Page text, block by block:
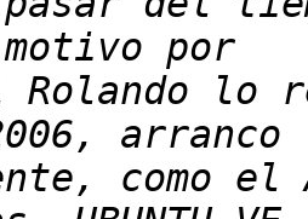
lo
como